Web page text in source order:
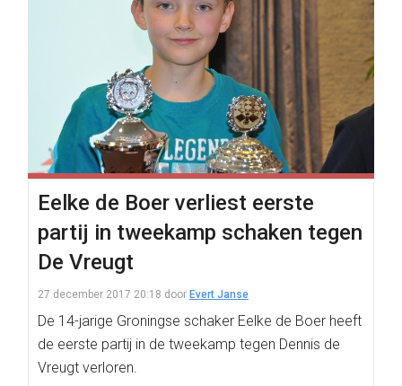
Eelke de Boer verliest eerste
partij in tweekamp schaken tegen
De Vreugt
27 december 2017 20:18 door Evert Janse
De 14-jarige Groningse schaker Eelke de Boer heeft
de eerste partij in de tweekamp tegen Dennis de
Vreugt verloren.